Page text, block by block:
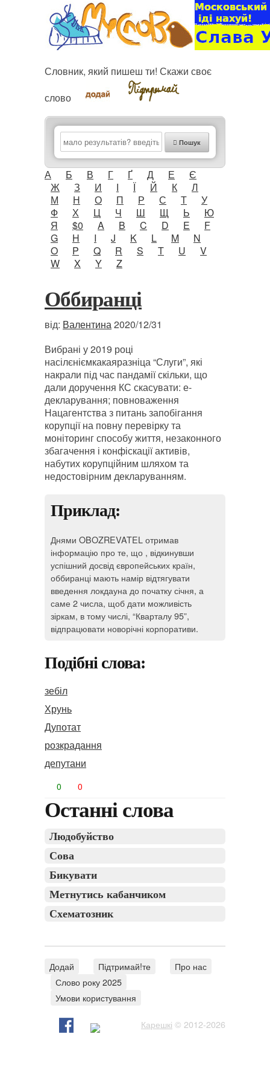
Словник, який пишеш ти! Скажи своє
слово
Пошук
А Б В Г Ґ Д Е
Є
Ж
З И І Ї Й К
Л
М
Н О П Р С Т
У
Ф
Х Ц Ч Ш Щ Ь
Ю
Я
$0 A B C D E
F
G
H I J K L M
N
O
P Q R S T U
V
W
X Y Z
Оббиранці
від: Валентина2020/12/31
Вибрані у 2019 році
насілєніємкакаяразніца “Слуги”, які
накрали під час пандамії скільки, що
дали доручення КС скасувати: е-
декларування; повноваження
Нацагентства з питань запобігання
корупції на повну перевірку та
моніторинг способу життя, незаконного
збагачення і конфіскації активів,
набутих корупційним шляхом та
недостовірним декларуванням.
Приклад:
Днями OBOZREVATEL отримав
інформацію про те, що , відкинувши
успішний досвід європейських країн,
оббиранці мають намір відтягувати
введення локдауна до початку січня, а
саме 2 числа, щоб дати можливість
зіркам, в тому числі, “Кварталу 95”,
відпрацювати новорічні корпоративи.
Подібні слова:
зебіл
Хрунь
Дупотат
розкрадання
депутани
0 0
Останні слова
Людобуйство
Сова
Бикувати
Метнутись кабанчиком
Схематозник
Додай Підтримай!те
Про нас
Слово року 2025
Умови користування
Карешкі © 2012-2026